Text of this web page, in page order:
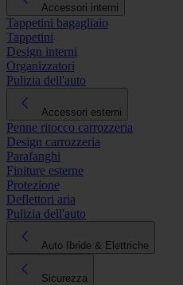
Accessori interni
Tappetini bagagliaio
Tappetini
Design interni
Organizzatori
Pulizia dell'auto
Accessori esterni
Penne ritocco carrozzeria
Design carrozzeria
Parafanghi
Finiture esterne
Protezione
Deflettori aria
Pulizia dell'auto
Auto Ibride & Elettriche
Sicurezza